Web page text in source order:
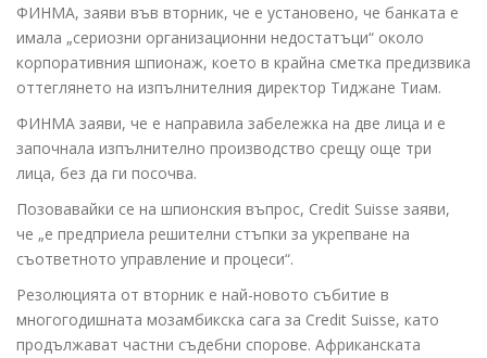
ФИНМА, заяви във вторник, че е установено, че банката е
имала „сериозни организационни недостатъци“ около
корпоративния шпионаж, което в крайна сметка предизвика
оттеглянето на изпълнителния директор Тиджане Тиам.
ФИНМА заяви, че е направила забележка на две лица и е
започнала изпълнително производство срещу още три
лица, без да ги посочва.
Позовавайки се на шпионския въпрос, Credit Suisse заяви,
че „е предприела решителни стъпки за укрепване на
съответното управление и процеси“.
Резолюцията от вторник е най-новото събитие в
многогодишната мозамбикска сага за Credit Suisse, като
продължават частни съдебни спорове. Африканската